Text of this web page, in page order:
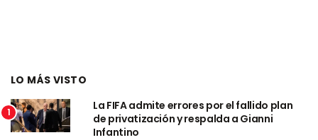
LO MÁS VISTO
1
La FIFA admite errores por el fallido plan
de privatización y respalda a Gianni
Infantino